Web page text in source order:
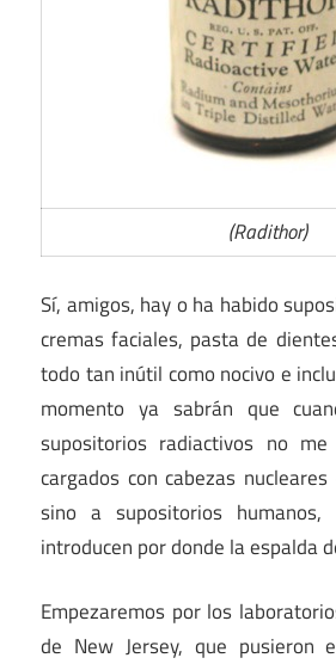
(Radithor)
Sí, amigos, hay o ha habido
cremas faciales, pasta de
todo tan inútil como nocivo e
momento ya sabrán que
supositorios radiactivos no
cargados con cabezas
sino a supositorios
introducen por donde la espalda
Empezaremos por los
de New Jersey, que pusieron